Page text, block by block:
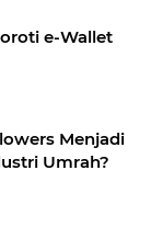
e-Wallet
Menjadi
Umrah?